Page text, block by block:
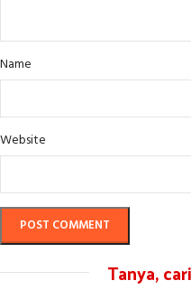
Name
Website
Tanya,